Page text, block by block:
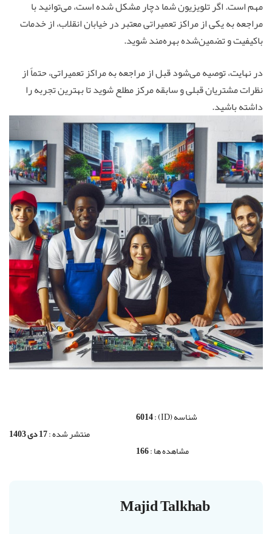
مهم است. اگر تلویزیون شما دچار مشکل شده است، می‌توانید با
مراجعه به یکی از مراکز تعمیراتی معتبر در خیابان انقلاب، از خدمات
باکیفیت و تضمین‌شده بهره‌مند شوید.
در نهایت، توصیه می‌شود قبل از مراجعه به مراکز تعمیراتی، حتماً از
نظرات مشتریان قبلی و سابقه مرکز مطلع شوید تا بهترین تجربه را
داشته باشید.
شناسه (ID) :
6014
منتشر شده :17 دی 1403
مشاهده ها :166
Majid Talkhab